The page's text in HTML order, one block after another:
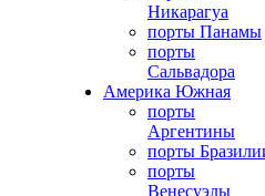
Никарагуа
порты Панамы
порты
Сальвадора
Америка Южная
порты
Аргентины
порты
порты
Венесуэлы